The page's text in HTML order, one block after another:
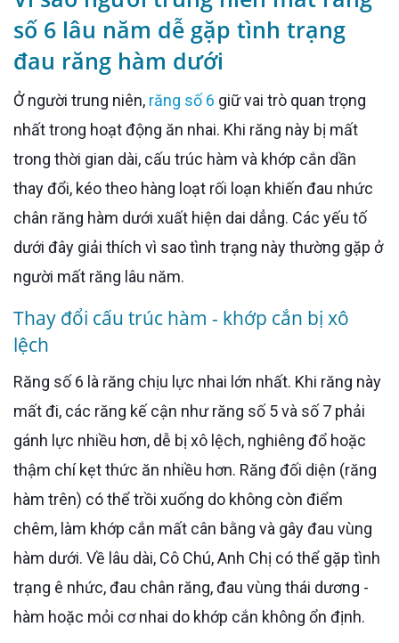
số 6 lâu năm dễ gặp tình trạng
đau răng hàm dưới
Ở người trung niên, răng số 6 giữ vai trò quan trọng
nhất trong hoạt động ăn nhai. Khi răng này bị mất
trong thời gian dài, cấu trúc hàm và khớp cắn dần
thay đổi, kéo theo hàng loạt rối loạn khiến đau nhức
chân răng hàm dưới xuất hiện dai dẳng. Các yếu tố
dưới đây giải thích vì sao tình trạng này thường gặp ở
người mất răng lâu năm.
Thay đổi cấu trúc hàm - khớp cắn bị xô
lệch
Răng số 6 là răng chịu lực nhai lớn nhất. Khi răng này
mất đi, các răng kế cận như răng số 5 và số 7 phải
gánh lực nhiều hơn, dễ bị xô lệch, nghiêng đổ hoặc
thậm chí kẹt thức ăn nhiều hơn. Răng đối diện (răng
hàm trên) có thể trồi xuống do không còn điểm
chêm, làm khớp cắn mất cân bằng và gây đau vùng
hàm dưới. Về lâu dài, Cô Chú, Anh Chị có thể gặp tình
trạng ê nhức, đau chân răng, đau vùng thái dương -
hàm hoặc mỏi cơ nhai do khớp cắn không ổn định.